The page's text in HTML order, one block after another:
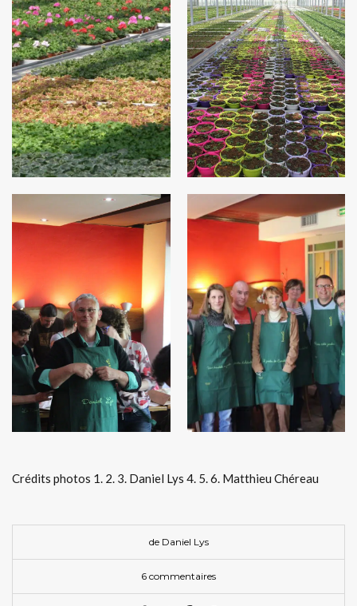
Crédits photos 1. 2. 3. Daniel Lys 4. 5. 6. Matthieu Chéreau
de Daniel Lys
6 commentaires